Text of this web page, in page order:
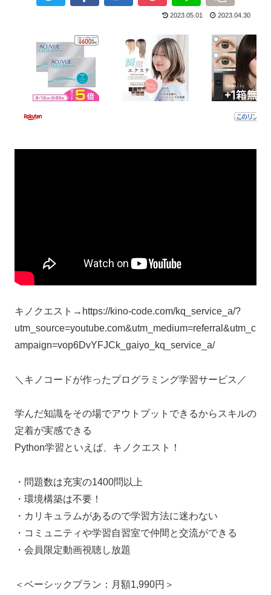
2023.05.01 2023.04.30
キノクエスト→https://kino-code.com/kq_service_a/?
utm_source=youtube.com&utm_medium=referral&utm_c
ampaign=vop6DvYFJCk_gaiyo_kq_service_a/
＼キノコードが作ったプログラミング学習サービス／
学んだ知識をその場でアウトプットできるからスキルの
定着が実感できる
Python学習といえば、キノクエスト！
・問題数は充実の1400問以上
・環境構築は不要！
・カリキュラムがあるので学習方法に迷わない
・コミュニティや学習自習室で仲間と交流ができる
・会員限定動画視聴し放題
＜ベーシックプラン：月額1,990円＞